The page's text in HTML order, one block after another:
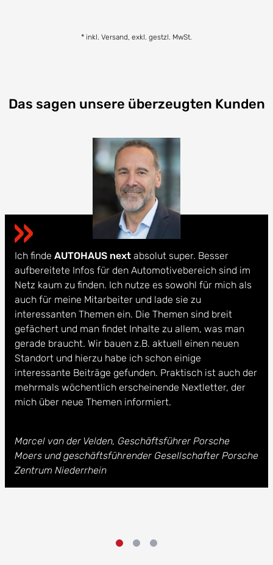
* inkl. Versand, exkl. gestzl. MwSt.
Das sagen unsere überzeugten Kunden
Ich finde AUTOHAUS next absolut super. Besser
aufbereitete Infos für den Automotivebereich sind im
Netz kaum zu finden. Ich nutze es sowohl für mich als
auch für meine Mitarbeiter und lade sie zu
interessanten Themen ein. Die Themen sind breit
gefächert und man findet Inhalte zu allem, was man
gerade braucht. Wir bauen z.B. aktuell einen neuen
Standort und hierzu habe ich schon einige
interessante Beiträge gefunden. Praktisch ist auch der
mehrmals wöchentlich erscheinende Nextletter, der
mich über neue Themen informiert.
Marcel van der Velden, Geschäftsführer Porsche
Moers und geschäftsführender Gesellschafter Porsche
Zentrum Niederrhein